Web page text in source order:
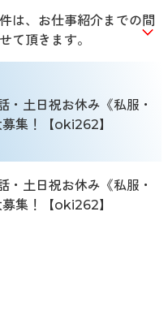
は、お仕事紹介までの間
て頂きます。
土日祝お休み《私服・
集！【oki262】
土日祝お休み《私服・
集！【oki262】